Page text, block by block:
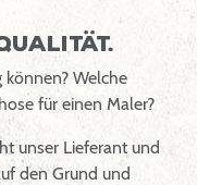
Welche
für einen Maler?
unser Lieferant und
den Grund und